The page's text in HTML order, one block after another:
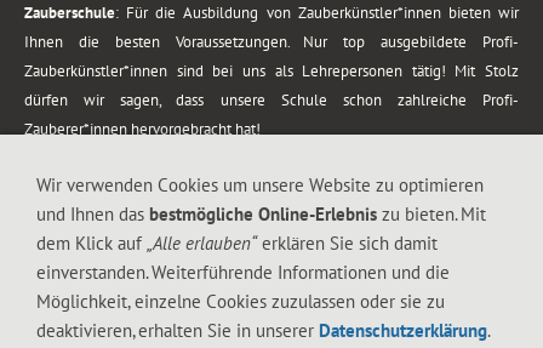
Zauberschule: Für die Ausbildung von Zauberkünstler*innen bieten wir
Ihnen die besten Voraussetzungen. Nur top ausgebildete Profi-
Zauberkünstler*innen sind bei uns als Lehrepersonen tätig! Mit Stolz
dürfen wir sagen, dass unsere Schule schon zahlreiche Profi-
Zauberer*innen hervorgebracht hat!
vom Kinderprogramm bis zur Tischzauberei. Lassen Sie sich faszinieren von
meiner Zauber-Sprech-Show, angerührt mit sprachlichen Sequenzen,
gewürzt mit Gags und visuellen Illusionen wie Kaninchen, Vasen, Seilen,
Wir verwenden Cookies um unsere Website zu optimieren
und Ihnen das bestmögliche Online-Erlebnis zu bieten. Mit
dem Klick auf „Alle erlauben“erklären Sie sich damit
einverstanden. Weiterführende Informationen und die
Möglichkeit, einzelne Cookies zuzulassen oder sie zu
deaktivieren, erhalten Sie in unserer Datenschutzerklärung.